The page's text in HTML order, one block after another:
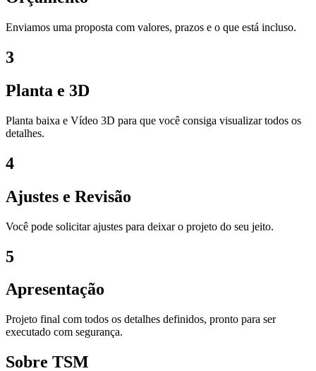
Enviamos uma proposta com valores, prazos e o que está incluso.
3
Planta e 3D
Planta baixa e Vídeo 3D para que você consiga visualizar todos os
detalhes.
4
Ajustes e Revisão
Você pode solicitar ajustes para deixar o projeto do seu jeito.
5
Apresentação
Projeto final com todos os detalhes definidos, pronto para ser
executado com segurança.
Sobre TSM